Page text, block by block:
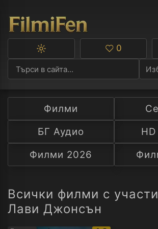
Ф
С
А
Превключване
тъмна
тема
Любими
0
Филми
БГ Аудио
Филми 2026
Всички филми с
Лави Джонсън